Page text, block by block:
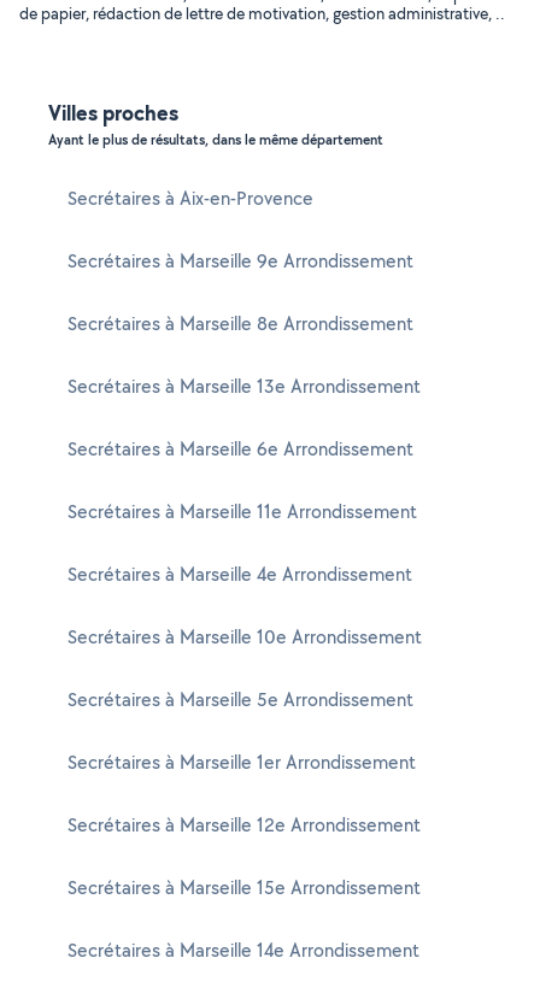
de papier, rédaction de lettre de motivation, gestion administrative, ..
Villes proches
Ayant le plus de résultats, dans le même département
Secrétaires à Aix-en-Provence
Secrétaires à Marseille 9e Arrondissement
Secrétaires à Marseille 8e Arrondissement
Secrétaires à Marseille 13e Arrondissement
Secrétaires à Marseille 6e Arrondissement
Secrétaires à Marseille 11e Arrondissement
Secrétaires à Marseille 4e Arrondissement
Secrétaires à Marseille 10e Arrondissement
Secrétaires à Marseille 5e Arrondissement
Secrétaires à Marseille 1er Arrondissement
Secrétaires à Marseille 12e Arrondissement
Secrétaires à Marseille 15e Arrondissement
Secrétaires à Marseille 14e Arrondissement